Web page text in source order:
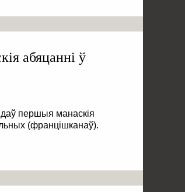
абяцанні ў
першыя манаскія
(францішканаў).